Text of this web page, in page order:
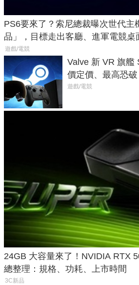
PS6要來了？索尼總裁曝次世代主
品」，目標走出客廳、進軍電競桌
遊戲/電競
Valve 新 VR 旗艦
價定價、最高恐
遊戲/電競
24GB 大容量來了！NVIDIA RTX
總整理：規格、功耗、上市時間
3C新品